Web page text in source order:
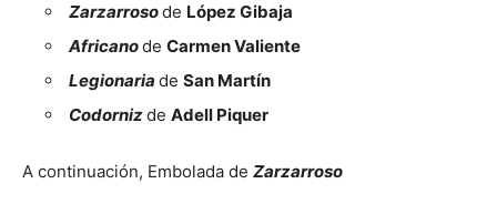
Zarzarrosode López Gibaja
Africanode Carmen Valiente
Legionaria de San Martín
Codornizde Adell Piquer
A continuación, Embolada de Zarzarroso